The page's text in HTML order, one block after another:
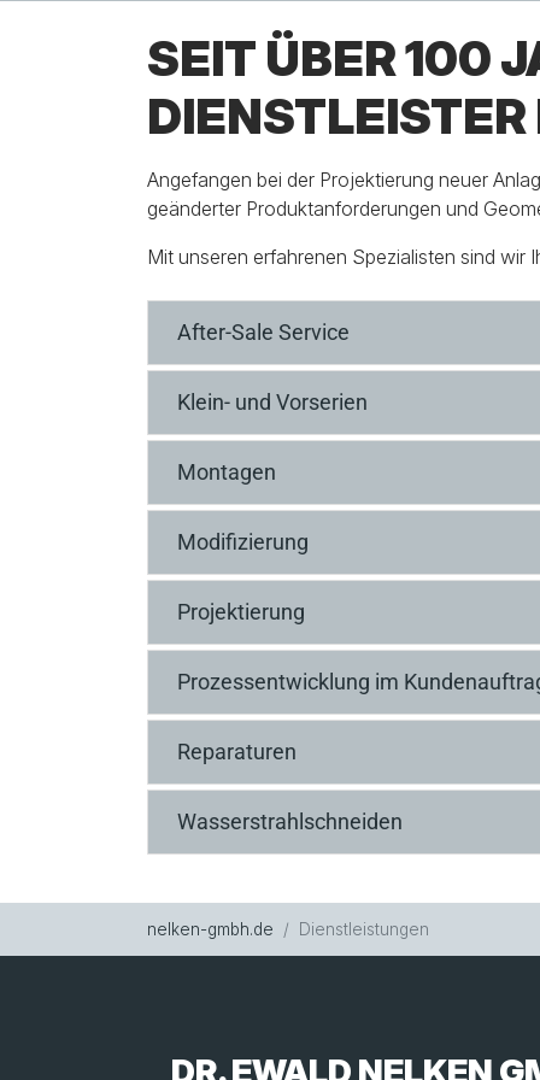
SEIT ÜBER 100
DIENSTLEISTER
Angefangen bei der Projektierung neuer
geänderter Produktanforderungen und
Mit unseren erfahrenen Spezialisten sind wir
After-Sale Service
Klein- und Vorserien
Montagen
Modifizierung
Projektierung
Prozessentwicklung im
Reparaturen
Wasserstrahlschneiden
nelken-gmbh.de Dienstleistungen
DR. EWALD NELKEN